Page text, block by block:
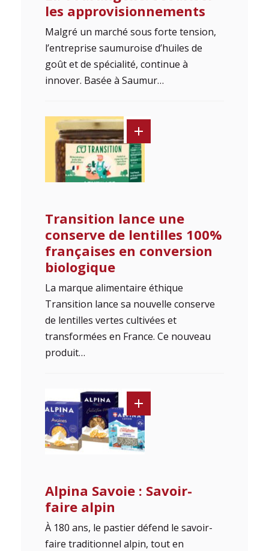
les approvisionnements
Malgré un marché sous forte tension,
l’entreprise saumuroise d’huiles de
goût et de spécialité, continue à
innover. Basée à Saumur…
Transition lance une
conserve de lentilles 100%
françaises en conversion
biologique
La marque alimentaire éthique
Transition lance sa nouvelle conserve
de lentilles vertes cultivées et
transformées en France. Ce nouveau
produit…
Alpina Savoie : Savoir-
faire alpin
À 180 ans, le pastier défend le savoir-
faire traditionnel alpin, tout en